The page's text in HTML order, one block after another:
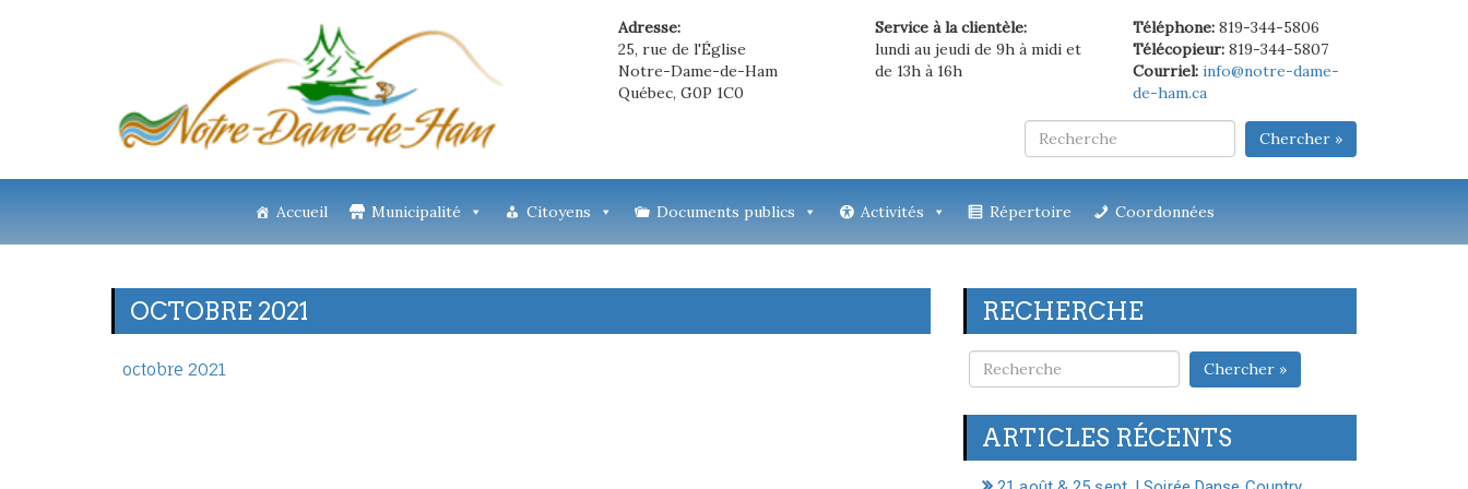
Adresse:
25, rue de l'Église
Notre-Dame-de-Ham
Québec, G0P 1C0
Service à la clientèle:
lundi au jeudi de 9h à midi et
de 13h à 16h
Téléphone:819-344-5806
Télécopieur:819-344-5807
Courriel: info@notre-dame-
de-ham.ca
Chercher »
Accueil Municipalité Citoyens Documents publics Activités Répertoire Coordonnées
OCTOBRE 2021
octobre 2021
RECHERCHE
Chercher »
ARTICLES RÉCENTS